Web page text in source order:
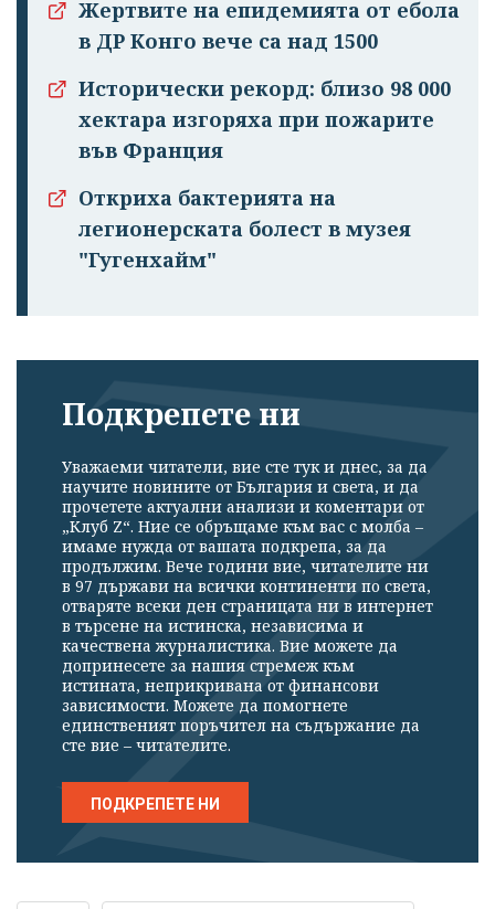
Успешно
излязохте от
профила си!
Жертвите на епидемията от ебола
в ДР Конго вече са над 1500
Исторически рекорд: близо 98 000
хектара изгоряха при пожарите
във Франция
Откриха бактерията на
легионерската болест в музея
"Гугенхайм"
Подкрепете ни
Уважаеми читатели, вие сте тук и днес, за да
научите новините от България и света, и да
прочетете актуални анализи и коментари от
„Клуб Z“. Ние се обръщаме към вас с молба –
имаме нужда от вашата подкрепа, за да
продължим. Вече години вие, читателите ни
в 97 държави на всички континенти по света,
отваряте всеки ден страницата ни в интернет
в търсене на истинска, независима и
качествена журналистика. Вие можете да
допринесете за нашия стремеж към
истината, неприкривана от финансови
зависимости. Можете да помогнете
единственият поръчител на съдържание да
сте вие – читателите.
ПОДКРЕПЕТЕ НИ